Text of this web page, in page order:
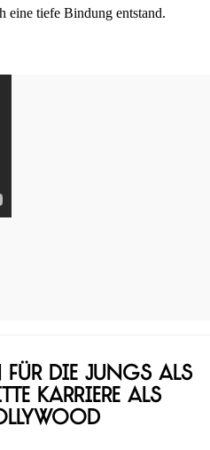
eine tiefe Bindung entstand.
für die Jungs als
Karriere als